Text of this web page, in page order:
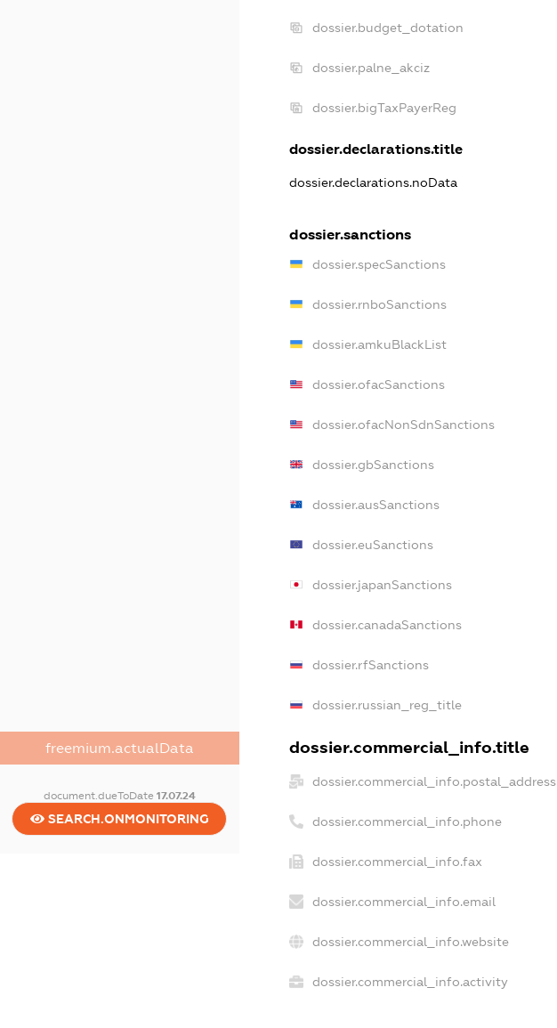
freemium.actualData
document.dueToDate 17.07.24
SEARCH.ONMONITORING
dossier.budget_dotation
dossier.palne_akciz
dossier.bigTaxPayerReg
dossier.declarations.title
dossier.declarations.noData
dossier.sanctions
dossier.specSanctions
dossier.rnboSanctions
dossier.amkuBlackList
dossier.ofacSanctions
dossier.ofacNonSdnSanctions
dossier.gbSanctions
dossier.ausSanctions
dossier.euSanctions
dossier.japanSanctions
dossier.canadaSanctions
dossier.rfSanctions
dossier.russian_reg_title
dossier.commercial_info.title
dossier.commercial_info.postal_address
dossier.commercial_info.phone
dossier.commercial_info.fax
dossier.commercial_info.email
dossier.commercial_info.website
dossier.commercial_info.activity